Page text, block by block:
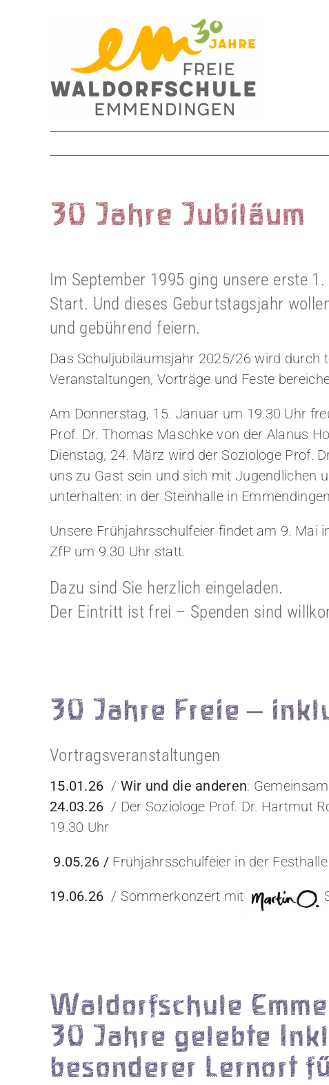
30 Jahre Jubiläum
Im September 1995 ging unsere erste
Start. Und dieses Geburtstagsjahr
und gebührend feiern.
Das Schuljubiläumsjahr 2025/26 wird durch
Veranstaltungen, Vorträge und Feste
Am Donnerstag, 15. Januar um 19.30 Uhr
Prof. Dr. Thomas Maschke von der Alanus
Dienstag, 24. März wird der Soziologe Prof.
uns zu Gast sein und sich mit Jugendlichen
unterhalten: in der Steinhalle in
Unsere Frühjahrsschulfeier findet am 9. Mai
ZfP um 9.30 Uhr statt.
Dazu sind Sie herzlich eingeladen.
Der Eintritt ist frei – Spenden sind
30 Jahre Freie –
Vortragsveranstaltungen
15.01.26 / Wir und die anderen:
24.03.26 / Der Soziologe Prof. Dr. Hartmut
19.30 Uhr
9.05.26 / Frühjahrsschulfeier in der
19.06.26 / Sommerkonzert mit
Waldorfschule
30 Jahre gelebte
besonderer Lernort